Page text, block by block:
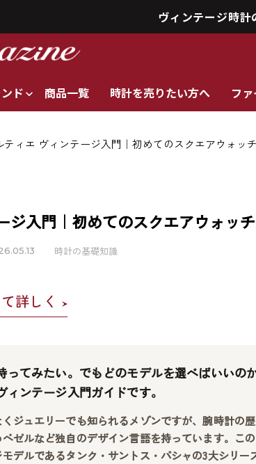
ヴィンテージ時
ド 商品一覧 時計を売りたい方へ フ
ティエ ヴィンテージ入門｜初めてのスクエアウォッ
ジ入門｜初めてのスクエアウォッ
時計の基礎知識
詳しく
ってみたい。でもどのモデルを選べばいいの
ンテージ入門ガイドです。
ジュエリーでも知られるメゾンですが、腕時計の
ゼルなど独自のデザイン言語を持っています。こ
デルであるタンク・サントス・パシャの3大シリー